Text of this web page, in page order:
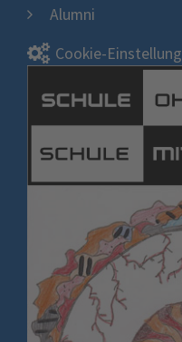
Alumni
Cookie-